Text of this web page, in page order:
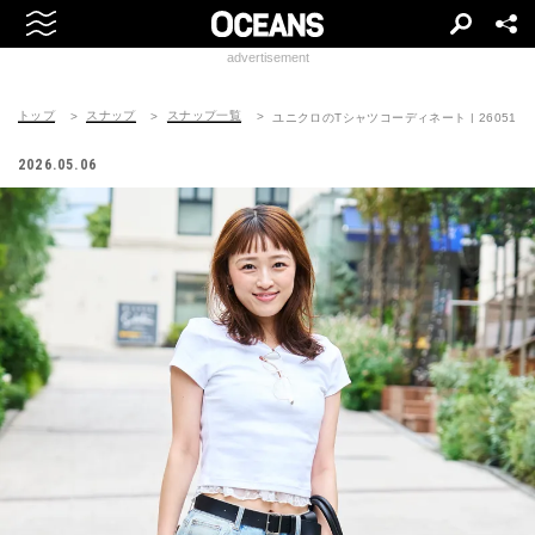
advertisement
トップ スナップ スナップ一覧 ユニクロのTシャツコーディネート | 260518-
2026.05.06